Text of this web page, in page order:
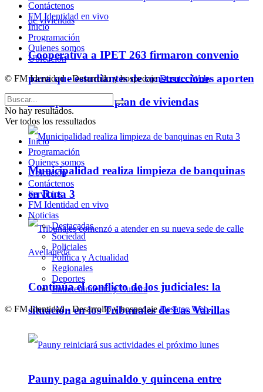
Cooperativa a IPET 263 firmaron convenio
para que estudiantes de construcciones aporten
ideas para futuro plan de viviendas
Municipalidad realiza limpieza de banquinas
en Ruta 3
Continúa el conflicto de los judiciales: la
situación en los Tribunales de Las Varillas
Pauny paga aguinaldo y quincena entre
Contáctenos
FM Identidad en vivo
Inicio
Programación
Quienes somos
Ubicación
© FM Identidad - Desarrollo y hospedajeDesatec Web.
No hay resultados.
Ver todos los ressultados
Inicio
Programación
Quienes somos
Ubicación
Contáctenos
Servicios
FM Identidad en vivo
Noticias
Destacadas
Sociedad
Policiales
Política y Actualidad
Regionales
Deportes
Entretenimiento y Cultura
© FM Identidad - Desarrollo y hospedajeDesatec Web.